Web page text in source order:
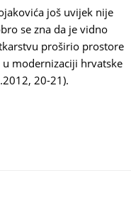
još uvijek nije
se zna da je vidno
proširio prostore
modernizaciji hrvatske
20-21).